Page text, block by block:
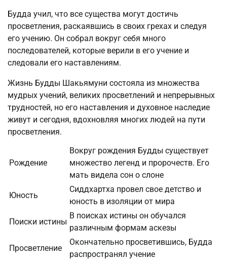
Будда учил, что все существа могут достичь
просветления, раскаявшись в своих грехах и следуя
его учению. Он собрал вокруг себя много
последователей, которые верили в его учение и
следовали его наставлениям.
Жизнь Будды Шакьямуни состояла из множества
мудрых учений, великих просветлений и непрерывных
трудностей, но его наставления и духовное наследие
живут и сегодня, вдохновляя многих людей на пути
просветления.
Рождение
Вокруг рождения Будды существует
множество легенд и пророчеств. Его
мать видела сон о слоне
Юность
Сиддхартха провел свое детство и
юность в изоляции от мира
Поиски истины
В поисках истины он обучался
различным формам аскезы
Просветление
Окончательно просветившись, Будда
распространял учение